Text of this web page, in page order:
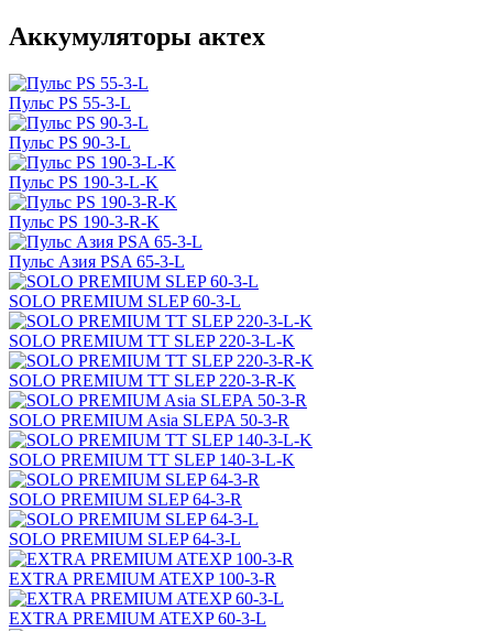
Аккумуляторы актех
Пульс PS 55-3-L
Пульс PS 90-3-L
Пульс PS 190-3-L-K
Пульс PS 190-3-R-K
Пульс Азия PSA 65-3-L
SOLO PREMIUM SLEP 60-3-L
SOLO PREMIUM ТТ SLEP 220-3-L-K
SOLO PREMIUM ТТ SLEP 220-3-R-K
SOLO PREMIUM Asia SLEPA 50-3-R
SOLO PREMIUM ТТ SLEP 140-3-L-K
SOLO PREMIUM SLEP 64-3-R
SOLO PREMIUM SLEP 64-3-L
EXTRA PREMIUM ATEXP 100-3-R
EXTRA PREMIUM ATEXP 60-3-L